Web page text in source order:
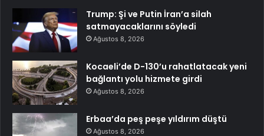
Trump: Şi ve Putin İran’a silah
satmayacaklarını söyledi
Ağustos 8, 2026
Kocaeli’de D-130’u rahatlatacak yeni
bağlantı yolu hizmete girdi
Ağustos 8, 2026
Erbaa’da peş peşe yıldırım düştü
Ağustos 8, 2026